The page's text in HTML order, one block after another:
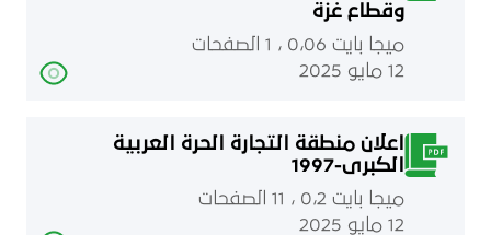
وقطاع غزة
ميجا بايت 0٫06 ، 1 الصفحات
12 مايو 2025
اعلان منطقة التجارة الحرة العربية
الكبرى-1997
ميجا بايت 0٫2 ، 11 الصفحات
12 مايو 2025